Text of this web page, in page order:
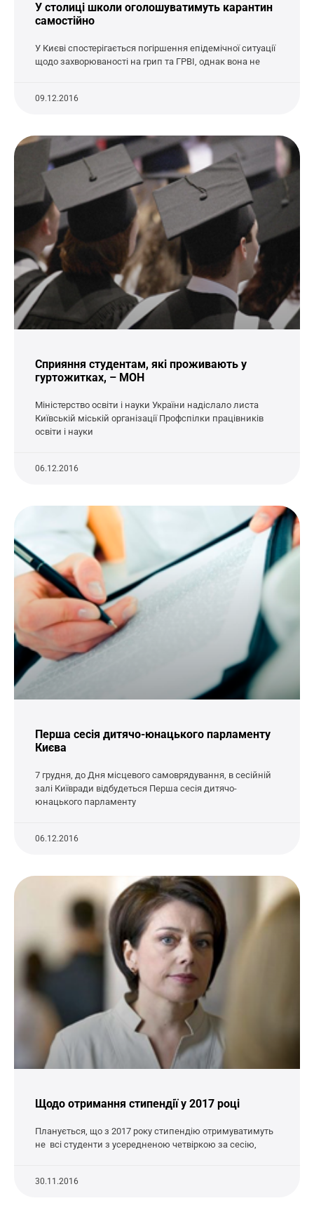
У столиці школи оголошуватимуть карантин
самостійно
У Києві спостерігається погіршення епідемічної ситуації
щодо захворюваності на грип та ГРВІ, однак вона не
09.12.2016
Сприяння студентам, які проживають у
гуртожитках, – МОН
Міністерство освіти і науки України надіслало листа
Київській міській організації Профспілки працівників
освіти і науки
06.12.2016
Перша сесія дитячо-юнацького парламенту
Києва
7 грудня, до Дня місцевого самоврядування, в сесійній
залі Київради відбудеться Перша сесія дитячо-
юнацького парламенту
06.12.2016
Щодо отримання стипендії у 2017 році
Планується, що з 2017 року стипендію отримуватимуть
не всі студенти з усередненою четвіркою за сесію,
30.11.2016